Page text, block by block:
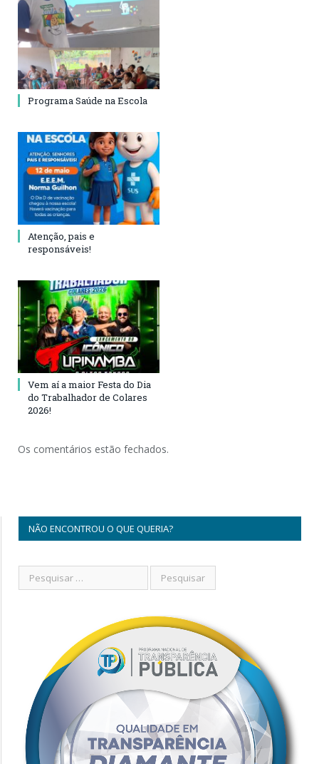
Programa Saúde na Escola
Atenção, pais e
responsáveis!
Vem aí a maior Festa do Dia
do Trabalhador de Colares
2026!
Os comentários estão fechados.
NÃO ENCONTROU O QUE QUERIA?